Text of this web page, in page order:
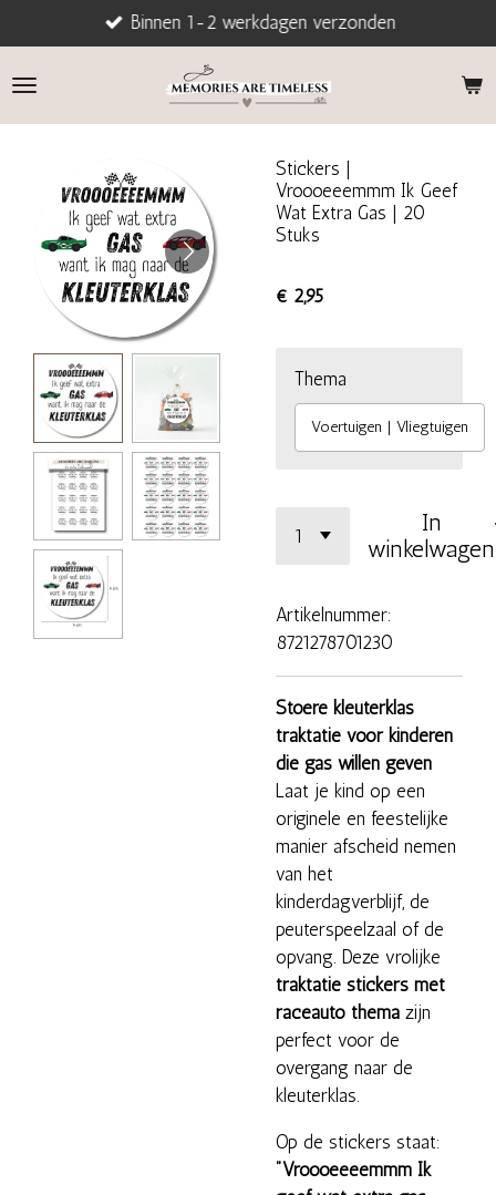
direct
naar
Binnen 1-2 werkdagen verzonden
Stickers |
Vroooeeemmm Ik Geef
Wat Extra Gas | 20
Stuks
€ 2,95
Thema
Voertuigen | Vliegtuigen
In
winkelwagen
Artikelnummer:
8721278701230
Stoere kleuterklas
traktatie voor kinderen
die gas willen geven
Laat je kind op een
originele en feestelijke
manier afscheid nemen
van het
kinderdagverblijf, de
peuterspeelzaal of de
opvang. Deze vrolijke
traktatie stickers met
raceauto thema zijn
perfect voor de
overgang naar de
kleuterklas.
Op de stickers staat:
"Vroooeeeemmm Ik